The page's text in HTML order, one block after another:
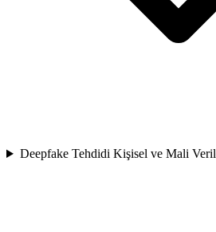
Deepfake Tehdidi Kişisel ve Mali